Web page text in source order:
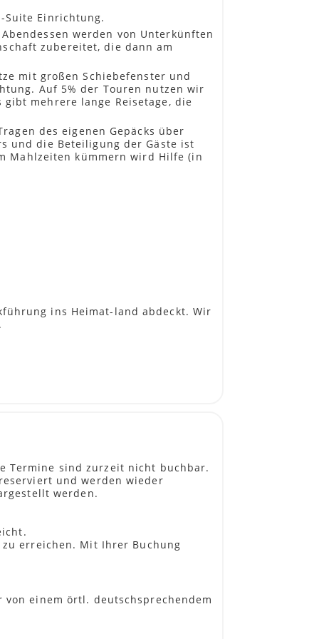
Zelte – in En-Suite Chalets
Das Schutzgebiet ist bekannt
zu Bushveld und
Wir entspannen und
wo uns der
Flusses nimmt, um Vögel und
Reservat zuhause.
Mittagessen und erwarten
Nasshörner, gefolgt von
Suite Einrichtung.
werden von Unterkünften
zubereitet, die dann am
mit großen Schiebefenster und
Auf 5% der Touren nutzen wir
mehrere lange Reisetage, die
des eigenen Gepäcks über
und die Beteiligung der Gäste ist
Mahlzeiten kümmern wird Hilfe (in
ins Heimat-land abdeckt. Wir
Termine sind zurzeit nicht buchbar.
und werden wieder
werden.
erreichen. Mit Ihrer Buchung
einem örtl. deutschsprechendem